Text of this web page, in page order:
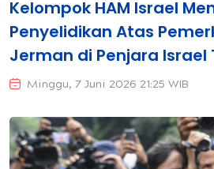
Kelompok HAM Israel
Penyelidikan Atas
Jerman di Penjara Israel
Minggu, 7 Juni 2026 21:25 WIB